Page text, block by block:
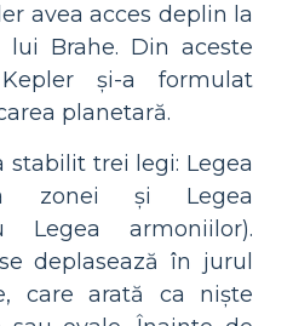
avea acces deplin la
lui Brahe. Din aceste
și-a formulat
planetară.
stabilit trei legi: Legea
zonei și Legea
Legea armoniilor).
deplasează în jurul
care arată ca niște